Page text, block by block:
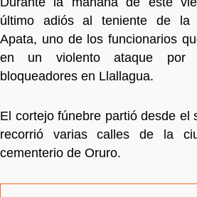
último adiós al teniente de la
Apata, uno de los funcionarios
en un violento ataque
bloqueadores en Llallagua.
El cortejo fúnebre partió desde el
recorrió varias calles de la
cementerio de Oruro.